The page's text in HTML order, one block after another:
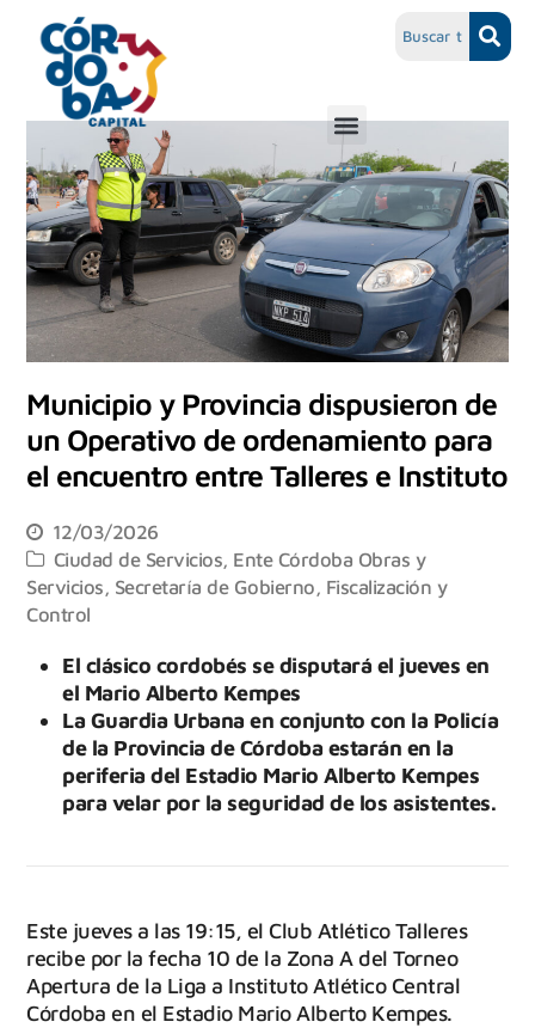
Municipio y Provincia dispusieron de
un Operativo de ordenamiento para
el encuentro entre Talleres e Instituto
12/03/2026
Ciudad de Servicios Ente Córdoba Obras y
Servicios Secretaría de Gobierno, Fiscalización y
Control
El clásico cordobés se disputará el jueves en
el Mario Alberto Kempes
La Guardia Urbana en conjunto con la Policía
de la Provincia de Córdoba estarán en la
periferia del Estadio Mario Alberto Kempes
para velar por la seguridad de los asistentes.
Este jueves a las 19:15, el Club Atlético Talleres
recibe por la fecha 10 de la Zona A del Torneo
Apertura de la Liga a Instituto Atlético Central
Córdoba en el Estadio Mario Alberto Kempes.